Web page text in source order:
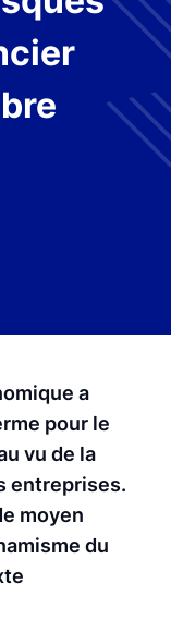
a
pour le
vu de la
entreprises.
moyen
du